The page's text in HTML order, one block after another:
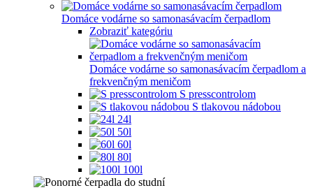
Domáce vodárne so samonasávacím čerpadlom
Zobraziť kategóriu
Domáce vodárne so samonasávacím čerpadlom a
frekvenčným meničom
S presscontrolom
S tlakovou nádobou
24l
50l
60l
80l
100l